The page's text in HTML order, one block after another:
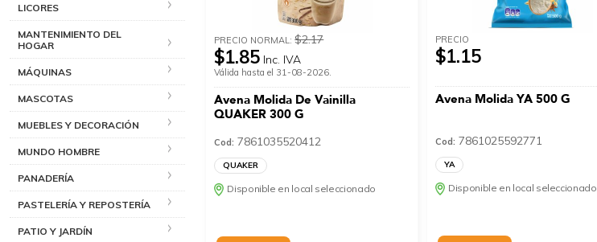
LICORES
MANTENIMIENTO DEL
HOGAR
MÁQUINAS
MASCOTAS
MUEBLES Y DECORACIÓN
MUNDO HOMBRE
PANADERÍA
PASTELERÍA Y REPOSTERÍA
PATIO Y JARDÍN
PRECIO NORMAL:$2.17
$1.85 Inc. IVA
Válida hasta el 31-08-2026.
Avena Molida De Vainilla
QUAKER 300 G
Cod: 7861035520412
QUAKER
Disponible en local seleccionado
PRECIO
$1.15
Avena Molida YA 500 G
Cod: 7861025592771
YA
Disponible en local seleccionado